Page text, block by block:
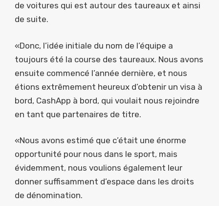
de voitures qui est autour des taureaux et ainsi
de suite.
«Donc, l’idée initiale du nom de l’équipe a
toujours été la course des taureaux. Nous avons
ensuite commencé l’année dernière, et nous
étions extrêmement heureux d’obtenir un visa à
bord, CashApp à bord, qui voulait nous rejoindre
en tant que partenaires de titre.
«Nous avons estimé que c’était une énorme
opportunité pour nous dans le sport, mais
évidemment, nous voulions également leur
donner suffisamment d’espace dans les droits
de dénomination.